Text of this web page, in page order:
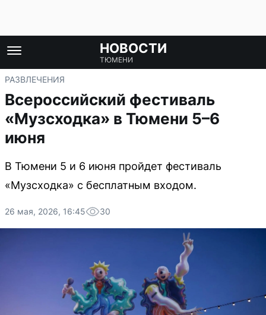
НОВОСТИ
ТЮМЕНИ
РАЗВЛЕЧЕНИЯ
Всероссийский фестиваль
«Музсходка» в Тюмени 5–6
июня
В Тюмени 5 и 6 июня пройдет фестиваль
«Музсходка» с бесплатным входом.
26 мая, 2026, 16:45 30